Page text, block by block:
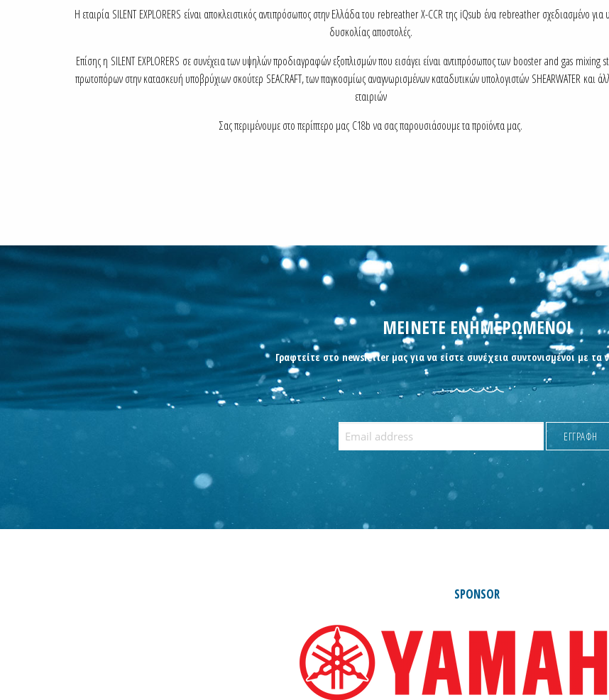
Η εταιρία SILENT EXPLORERS είναι αποκλειστικός αντιπρόσωπος στην Ελλάδα του rebreather X-CCR της iQsub ένα rebreather σχεδιασμένο
δυσκολίας αποστολές.
Επίσης η SILENT EXPLORERS σε συνέχεια των υψηλών προδιαγραφών εξοπλισμών που εισάγει είναι αντιπρόσωπος των booster and gas mixing
πρωτοπόρων στην κατασκευή υποβρύχιων σκούτερ SEACRAFT, των παγκοσμίως αναγνωρισμένων καταδυτικών υπολογιστών SHEARWATER και
εταιριών
Σας περιμένουμε στο περίπτερο μας C18b να σας παρουσιάσουμε τα προϊόντα μας.
ΜΕΙΝΕΤΕ ΕΝΗΜΕΡΩΜΕΝΟΙ
Γραφτείτε στο newsletter μας για να είστε συνέχεια συντονισμένοι με τα
SPONSOR